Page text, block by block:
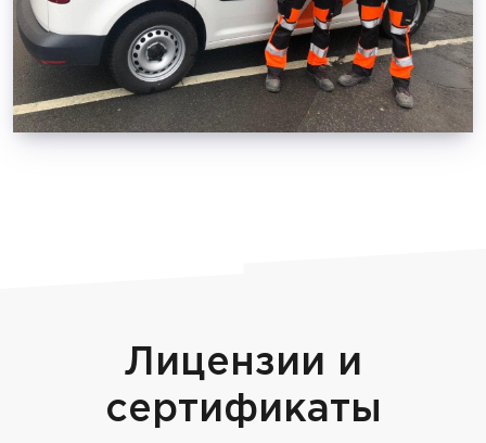
Лицензии и
сертификаты